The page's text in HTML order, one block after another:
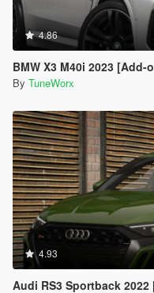
4.86
BMW X3 M40i 2023 [Add-
By TuneWorx
4.93
Audi RS3 Sportback